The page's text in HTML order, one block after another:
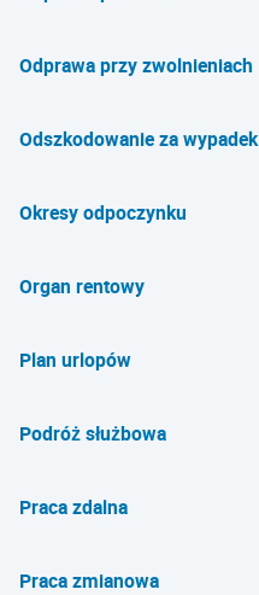
Odprawa przy zwolnieniach
Odszkodowanie za wypadek
Okresy odpoczynku
Organ rentowy
Plan urlopów
Podróż służbowa
Praca zdalna
Praca zmianowa